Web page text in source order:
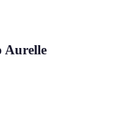
Aurelle